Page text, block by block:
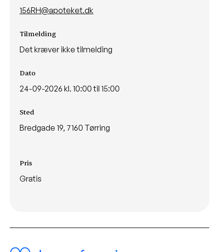
156RH@apoteket.dk
Tilmelding
Det kræver ikke tilmelding
Dato
24-09-2026 kl. 10:00 til 15:00
Sted
Bredgade 19, 7160 Tørring
Pris
Gratis